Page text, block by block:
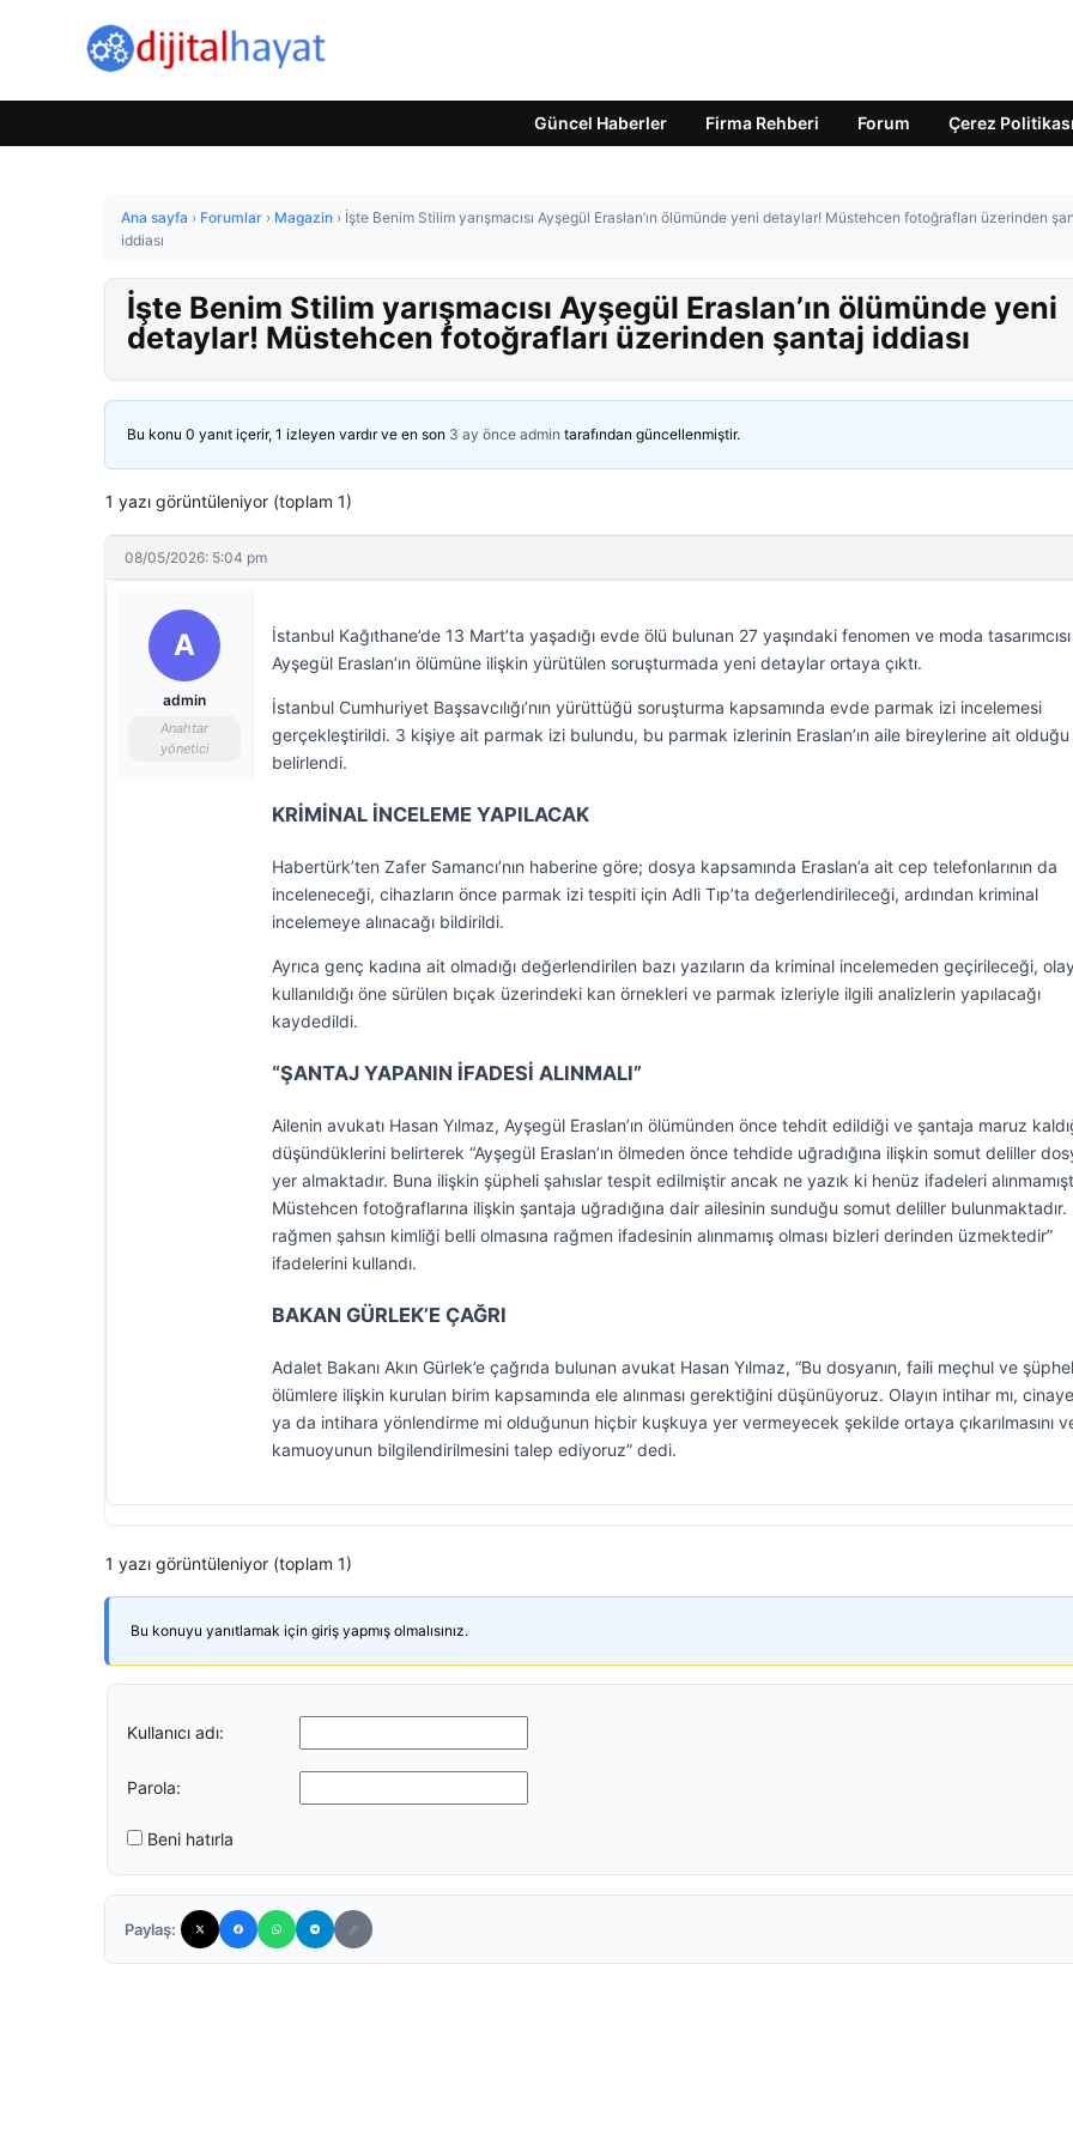
Güncel Haberler Firma Rehberi Forum Çerez Politikası
Ana sayfa › Forumlar › Magazin › İşte Benim Stilim yarışmacısı Ayşegül Eraslan’ın ölümünde yeni detaylar! Müstehcen fotoğrafları üzerinden
iddiası
İşte Benim Stilim yarışmacısı Ayşegül Eraslan’ın ölümünde yeni
detaylar! Müstehcen fotoğrafları üzerinden şantaj iddiası
Bu konu 0 yanıt içerir, 1 izleyen vardır ve en son 3 ay önce admin tarafından güncellenmiştir.
1 yazı görüntüleniyor (toplam 1)
08/05/2026: 5:04 pm
A
admin
Anahtar
yönetici
İstanbul Kağıthane’de 13 Mart’ta yaşadığı evde ölü bulunan 27 yaşındaki fenomen ve moda tasarımcısı
Ayşegül Eraslan’ın ölümüne ilişkin yürütülen soruşturmada yeni detaylar ortaya çıktı.
İstanbul Cumhuriyet Başsavcılığı’nın yürüttüğü soruşturma kapsamında evde parmak izi incelemesi
gerçekleştirildi. 3 kişiye ait parmak izi bulundu, bu parmak izlerinin Eraslan’ın aile bireylerine ait olduğu
belirlendi.
KRİMİNAL İNCELEME YAPILACAK
Habertürk’ten Zafer Samancı’nın haberine göre; dosya kapsamında Eraslan’a ait cep telefonlarının da
inceleneceği, cihazların önce parmak izi tespiti için Adli Tıp’ta değerlendirileceği, ardından kriminal
incelemeye alınacağı bildirildi.
Ayrıca genç kadına ait olmadığı değerlendirilen bazı yazıların da kriminal incelemeden geçirileceği,
kullanıldığı öne sürülen bıçak üzerindeki kan örnekleri ve parmak izleriyle ilgili analizlerin yapılacağı
kaydedildi.
“ŞANTAJ YAPANIN İFADESİ ALINMALI”
Ailenin avukatı Hasan Yılmaz, Ayşegül Eraslan’ın ölümünden önce tehdit edildiği ve şantaja maruz
düşündüklerini belirterek “Ayşegül Eraslan’ın ölmeden önce tehdide uğradığına ilişkin somut deliller
yer almaktadır. Buna ilişkin şüpheli şahıslar tespit edilmiştir ancak ne yazık ki henüz ifadeleri
Müstehcen fotoğraflarına ilişkin şantaja uğradığına dair ailesinin sunduğu somut deliller bulunmaktadır.
rağmen şahsın kimliği belli olmasına rağmen ifadesinin alınmamış olması bizleri derinden üzmektedir”
ifadelerini kullandı.
BAKAN GÜRLEK’E ÇAĞRI
Adalet Bakanı Akın Gürlek’e çağrıda bulunan avukat Hasan Yılmaz, “Bu dosyanın, faili meçhul ve
ölümlere ilişkin kurulan birim kapsamında ele alınması gerektiğini düşünüyoruz. Olayın intihar mı,
ya da intihara yönlendirme mi olduğunun hiçbir kuşkuya yer vermeyecek şekilde ortaya çıkarılmasını
kamuoyunun bilgilendirilmesini talep ediyoruz” dedi.
1 yazı görüntüleniyor (toplam 1)
Bu konuyu yanıtlamak için giriş yapmış olmalısınız.
Kullanıcı adı:
Parola:
Beni hatırla
Paylaş: